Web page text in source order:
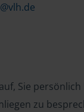
Sie
zu